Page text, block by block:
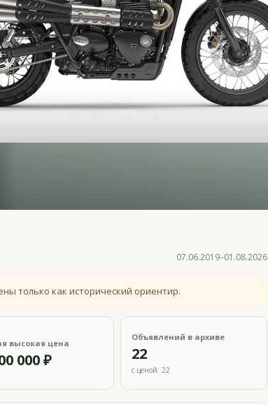
07.06.2019–01.08.2026
только как исторический ориентир.
высокая цена
000 ₽
Объявлений в архиве
22
с ценой: 22